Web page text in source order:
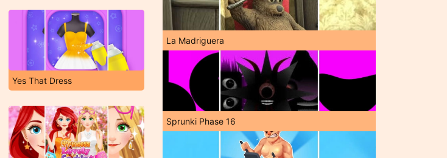
Yes That Dress
La Madriguera
Sprunki Phase 16